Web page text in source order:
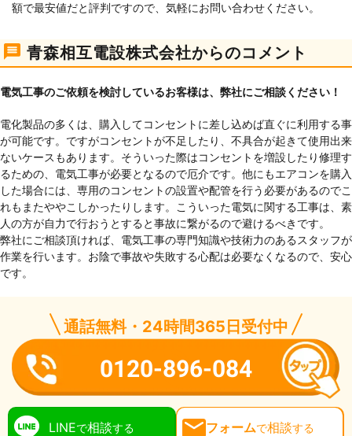
額で最安値だと評判ですので、気軽にお問い合わせください。
青森相互電設株式会社からのコメント
電気工事のご依頼を検討しているお客様は、弊社にご相談ください！
電化製品の多くは、購入してコンセントに差し込めば直ぐに利用する事
が可能です。ですがコンセントが不足したり、不具合が起きて使用出来
ないケースもあります。そういった際はコンセントを増設したり修理す
るための、電気工事が必要となるので厄介です。他にもエアコンを購入
した場合には、専用のコンセントの設置や配管を行う必要があるのでこ
れもまたややこしかったりします。こういった電気に関する工事は、素
人の方が自力で行おうとすると事故に繋がるので避けるべきです。
弊社にご相談頂ければ、電気工事の専門知識や技術力のあるスタッフが
作業を行います。お陰で事故や失敗する心配は必要なくなるので、安心
です。
通話無料・24時間365日受付中
0120-896-084
LINEで相談する フォームで相談する